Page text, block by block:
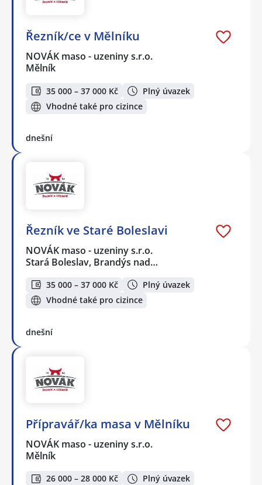
Řezník/ce v Mělníku
NOVÁK maso - uzeniny s.r.o.
Mělník
35 000 – 37 000 Kč
Plný úvazek
Vhodné také pro cizince
dnešní
Řezník ve Staré Boleslavi
NOVÁK maso - uzeniny s.r.o.
Stará Boleslav, Brandýs nad…
35 000 – 37 000 Kč
Plný úvazek
Vhodné také pro cizince
dnešní
Přípravář/ka masa v Mělníku
NOVÁK maso - uzeniny s.r.o.
Mělník
26 000 – 28 000 Kč
Plný úvazek